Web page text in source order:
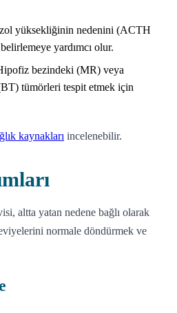
yüksekliğinin nedenini (ACTH
belirlemeye yardımcı olur.
bezindeki (MR) veya
tümörleri tespit etmek için
kaynakları incelenebilir.
altta yatan nedene bağlı olarak
normale döndürmek ve